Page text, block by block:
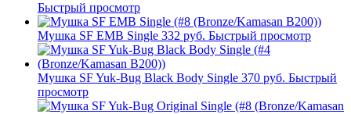
Быстрый просмотр
Мушка SF EMB Single 332 руб. Быстрый просмотр
Мушка SF Yuk-Bug Black Body Single 370 руб. Быстрый
просмотр